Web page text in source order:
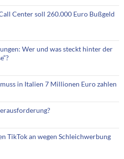
Center soll 260.000 Euro Bußgeld
Wer und was steckt hinter der
in Italien 7 Millionen Euro zahlen
TikTok an wegen Schleichwerbung